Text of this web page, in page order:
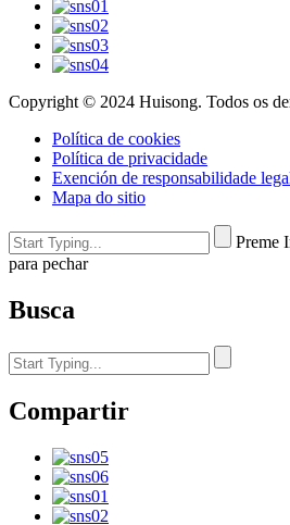
Copyright © 2024 Huisong. Todos os
Política de cookies
Política de privacidade
Exención de responsabilidade
Mapa do sitio
Preme
para pechar
Busca
Compartir